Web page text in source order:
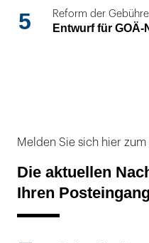
5 Reform der
Entwurf für
Melden Sie sich hier
Die aktuellen
Ihren Posteingang